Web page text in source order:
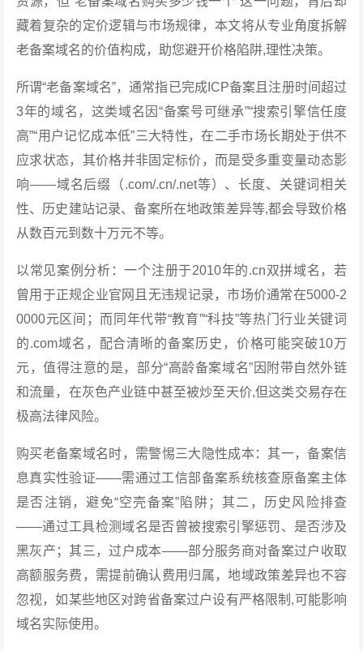
藏着复杂的定价逻辑与市场规律，本文将从专业角度拆解
老备案域名的价值构成，助您避开价格陷阱,理性决策。
所谓“老备案域名”，通常指已完成ICP备案且注册时间超过
3年的域名，这类域名因“备案号可继承”“搜索引擎信任度
高”“用户记忆成本低”三大特性，在二手市场长期处于供不
应求状态，其价格并非固定标价，而是受多重变量动态影
响——域名后缀（.com/.cn/.net等）、长度、关键词相关
性、历史建站记录、备案所在地政策差异等,都会导致价格
从数百元到数十万元不等。
以常见案例分析：一个注册于2010年的.cn双拼域名，若
曾用于正规企业官网且无违规记录，市场价通常在5000-2
0000元区间；而同年代带“教育”“科技”等热门行业关键词
的.com域名，配合清晰的备案历史，价格可能突破10万
元，值得注意的是，部分“高龄备案域名”因附带自然外链
和流量，在灰色产业链中甚至被炒至天价,但这类交易存在
极高法律风险。
购买老备案域名时，需警惕三大隐性成本：其一，备案信
息真实性验证——需通过工信部备案系统核查原备案主体
是否注销，避免“空壳备案”陷阱；其二，历史风险排查
——通过工具检测域名是否曾被搜索引擎惩罚、是否涉及
黑灰产；其三，过户成本——部分服务商对备案过户收取
高额服务费，需提前确认费用归属，地域政策差异也不容
忽视，如某些地区对跨省备案过户设有严格限制,可能影响
域名实际使用。